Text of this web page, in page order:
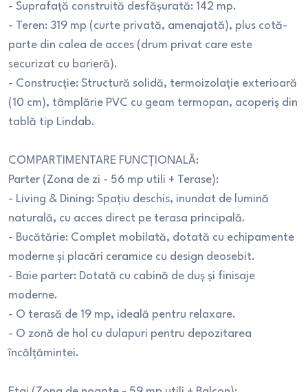
- Suprafață construită desfășurată: 142 mp.
- Teren: 319 mp (curte privată, amenajată), plus cotă-
parte din calea de acces (drum privat care este
securizat cu barieră).
- Construcție: Structură solidă, termoizolație exterioară
(10 cm), tâmplărie PVC cu geam termopan, acoperiș din
tablă tip Lindab.
COMPARTIMENTARE FUNCȚIONALĂ:
Parter (Zona de zi - 56 mp utili + Terase):
- Living & Dining: Spațiu deschis, inundat de lumină
naturală, cu acces direct pe terasa principală.
- Bucătărie: Complet mobilată, dotată cu echipamente
moderne și placări ceramice cu design deosebit.
- Baie parter: Dotată cu cabină de duș și finisaje
moderne.
- O terasă de 19 mp, ideală pentru relaxare.
- O zonă de hol cu dulapuri pentru depozitarea
încălțămintei.